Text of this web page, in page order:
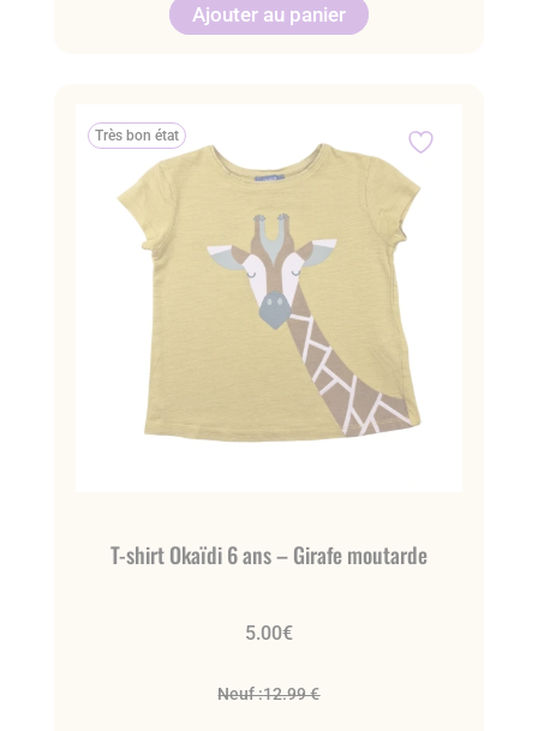
Ajouter au panier
Très bon état
T-shirt Okaïdi 6 ans – Girafe moutarde
5.00€
Neuf :12.99 €